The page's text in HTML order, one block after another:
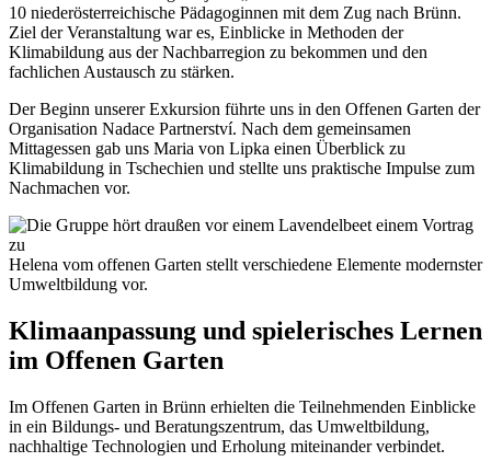
10 niederösterreichische Pädagoginnen mit dem Zug nach Brünn.
Ziel der Veranstaltung war es, Einblicke in Methoden der
Klimabildung aus der Nachbarregion zu bekommen und den
fachlichen Austausch zu stärken.
Der Beginn unserer Exkursion führte uns in den Offenen Garten der
Organisation Nadace Partnerství. Nach dem gemeinsamen
Mittagessen gab uns Maria von Lipka einen Überblick zu
Klimabildung in Tschechien und stellte uns praktische Impulse zum
Nachmachen vor.
Helena vom offenen Garten stellt verschiedene Elemente modernster
Umweltbildung vor.
Klimaanpassung und spielerisches Lernen
im Offenen Garten
Im Offenen Garten in Brünn erhielten die Teilnehmenden Einblicke
in ein Bildungs- und Beratungszentrum, das Umweltbildung,
nachhaltige Technologien und Erholung miteinander verbindet.